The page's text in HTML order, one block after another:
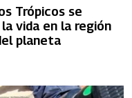
Trópicos se
vida en la región
planeta